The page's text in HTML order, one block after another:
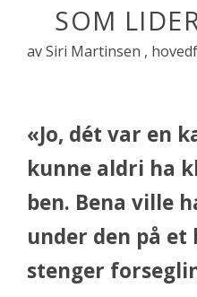
SOM
av Siri Martinsen ,
«Jo, dét var en
kunne aldri ha
ben. Bena ville
under den på et
stenger